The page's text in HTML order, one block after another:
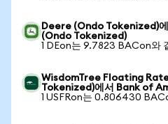
Deere (Ondo Tokenized)
(Ondo Tokenized)
1 DEon는 9.7823 BACon와
WisdomTree Floating
Tokenized)에서 Bank of
1 USFRon는 0.806430